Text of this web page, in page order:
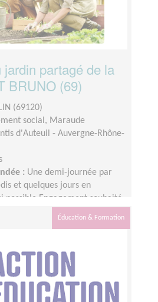
partagé de la
BRUNO (69)
(69120)
social, Maraude
d'Auteuil - Auvergne-Rhône-
: Une demi-journée par
et quelques jours en
possible Engagement souhaité :
Éducation & Formation